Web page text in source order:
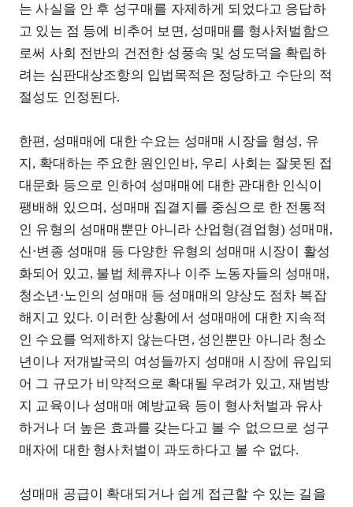
는 사실을 안 후 성구매를 자제하게 되었다고 응답하
고 있는 점 등에 비추어 보면, 성매매를 형사처벌함으
로써 사회 전반의 건전한 성풍속 및 성도덕을 확립하
려는 심판대상조항의 입법목적은 정당하고 수단의 적
절성도 인정된다.
한편, 성매매에 대한 수요는 성매매 시장을 형성, 유
지, 확대하는 주요한 원인인바, 우리 사회는 잘못된 접
대문화 등으로 인하여 성매매에 대한 관대한 인식이
팽배해 있으며, 성매매 집결지를 중심으로 한 전통적
인 유형의 성매매뿐만 아니라 산업형(겸업형) 성매매,
신⋅변종 성매매 등 다양한 유형의 성매매 시장이 활성
화되어 있고, 불법 체류자나 이주 노동자들의 성매매,
청소년⋅노인의 성매매 등 성매매의 양상도 점차 복잡
해지고 있다. 이러한 상황에서 성매매에 대한 지속적
인 수요를 억제하지 않는다면, 성인뿐만 아니라 청소
년이나 저개발국의 여성들까지 성매매 시장에 유입되
어 그 규모가 비약적으로 확대될 우려가 있고, 재범방
지 교육이나 성매매 예방교육 등이 형사처벌과 유사
하거나 더 높은 효과를 갖는다고 볼 수 없으므로 성구
매자에 대한 형사처벌이 과도하다고 볼 수 없다.
성매매 공급이 확대되거나 쉽게 접근할 수 있는 길을